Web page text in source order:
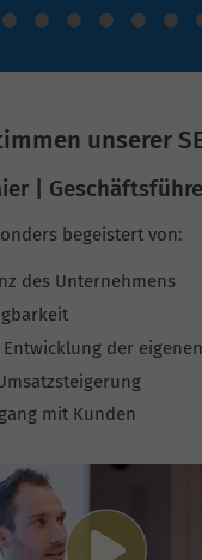
unserer
|
begeistert von:
des Unternehmens
der
mit Kunden